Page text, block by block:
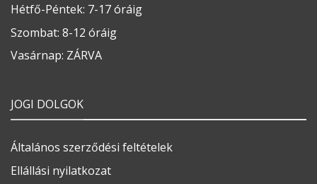
Hétfő-Péntek: 7-17 óráig
Szombat: 8-12 óráig
Vasárnap: ZÁRVA
JOGI DOLGOK
Általános szerződési feltételek
Ellállási nyilatkozat